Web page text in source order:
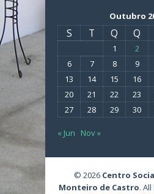
Outubro
S T Q Q
1 2
6
7 8 9
13
14 15 16
20
21 22 23
27
28 29 30
« Jun Nov »
© 2026 Centro
Monteiro de Castro.